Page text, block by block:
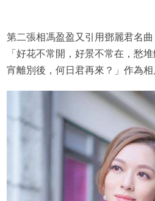
第二張相馮盈盈又引用鄧麗君名曲
「好花不常開，好景不常在，愁
宵離別後，何日君再來？」作為相